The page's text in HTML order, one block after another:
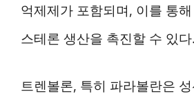
억제제가 포함되며, 이를 통
스테론 생산을 촉진할 수 있다.
트렌볼론, 특히 파라볼란은